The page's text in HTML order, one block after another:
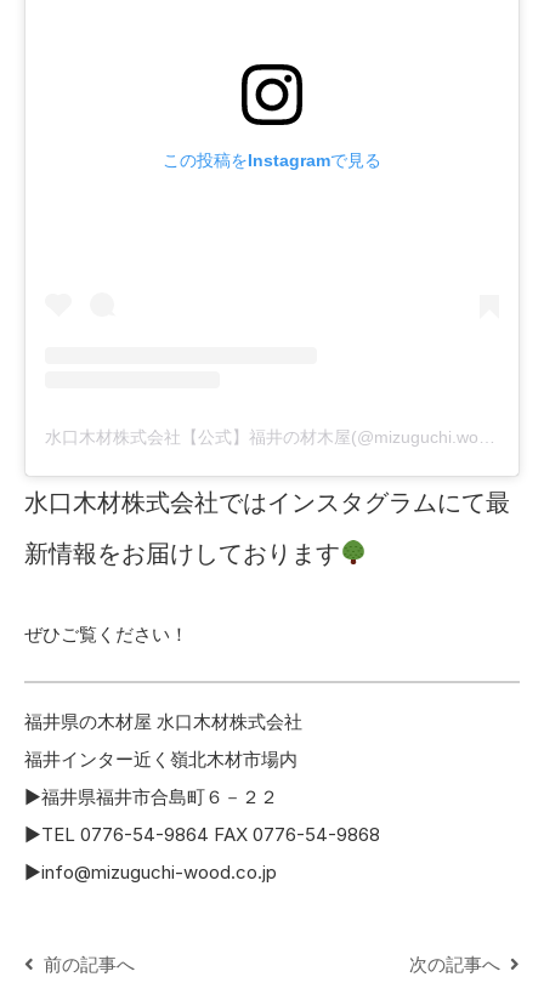
この投稿をInstagramで見る
水口木材株式会社ではインスタグラムにて最
新情報をお届けしております
ぜひご覧ください！
福井県の木材屋 水口木材株式会社
福井インター近く嶺北木材市場内
▶福井県福井市合島町６－２２
▶TEL 0776-54-9864 FAX 0776-54-9868
▶info@mizuguchi-wood.co.jp
前の記事へ 次の記事へ